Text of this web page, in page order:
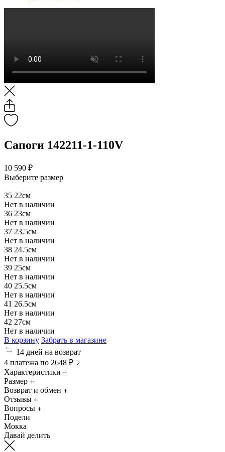
Сапоги 142211-1-110V
10 590 ₽
Выберите размер
35 22см
Нет в наличии
36 23см
Нет в наличии
37 23.5см
Нет в наличии
38 24.5см
Нет в наличии
39 25см
Нет в наличии
40 25.5см
Нет в наличии
41 26.5см
Нет в наличии
42 27см
Нет в наличии
В корзину Забрать в магазине
14 дней на возврат
4 платежа по 2648 ₽
Характеристики
Размер
Возврат и обмен
Отзывы
Вопросы
Подели
Мокка
Давай делить